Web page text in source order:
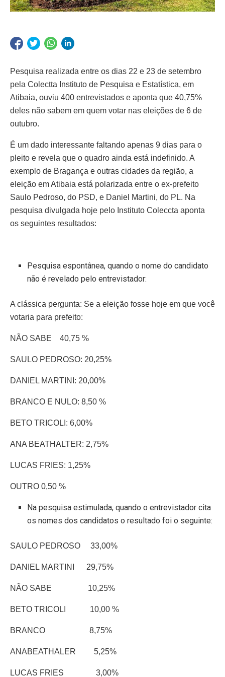
Pesquisa realizada entre os dias 22 e 23 de setembro
pela Colectta Instituto de Pesquisa e Estatística, em
Atibaia, ouviu 400 entrevistados e aponta que 40,75%
deles não sabem em quem votar nas eleições de 6 de
outubro.
É um dado interessante faltando apenas 9 dias para o
pleito e revela que o quadro ainda está indefinido. A
exemplo de Bragança e outras cidades da região, a
eleição em Atibaia está polarizada entre o ex-prefeito
Saulo Pedroso, do PSD, e Daniel Martini, do PL. Na
pesquisa divulgada hoje pelo Instituto Coleccta aponta
os seguintes resultados:
Pesquisa espontânea, quando o nome do candidato
não é revelado pelo entrevistador:
A clássica pergunta: Se a eleição fosse hoje em que você
votaria para prefeito:
NÃO SABE 40,75 %
SAULO PEDROSO: 20,25%
DANIEL MARTINI: 20,00%
BRANCO E NULO: 8,50 %
BETO TRICOLI: 6,00%
ANA BEATHALTER: 2,75%
LUCAS FRIES: 1,25%
OUTRO 0,50 %
Na pesquisa estimulada, quando o entrevistador cita
os nomes dos candidatos o resultado foi o seguinte:
SAULO PEDROSO 33,00%
DANIEL MARTINI 29,75%
NÃO SABE 10,25%
BETO TRICOLI 10,00 %
BRANCO 8,75%
ANABEATHALER 5,25%
LUCAS FRIES 3,00%